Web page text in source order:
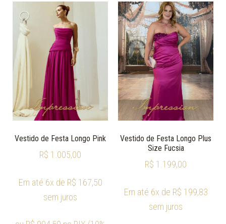
Vestido de Festa Longo Pink
R$ 1.005,00
Em até 6x de R$ 167,50
sem juros
Vestido de Festa Longo Plus
Size Fucsia
R$ 1.199,00
Em até 6x de R$ 199,83
sem juros